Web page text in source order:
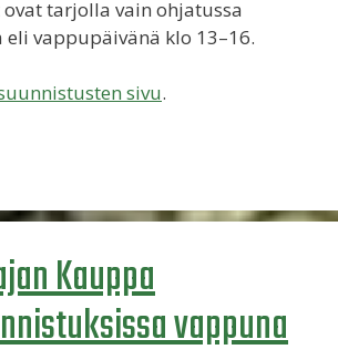
tarjolla vain ohjatussa
vappupäivänä klo 13–16.
sivu.
Kauppa
vappuna